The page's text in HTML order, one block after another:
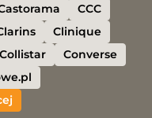
CCC
Clinique
Collistar
Converse